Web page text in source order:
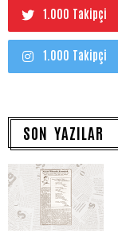
1.000 Takipçi
1.000 Takipçi
SON YAZILAR